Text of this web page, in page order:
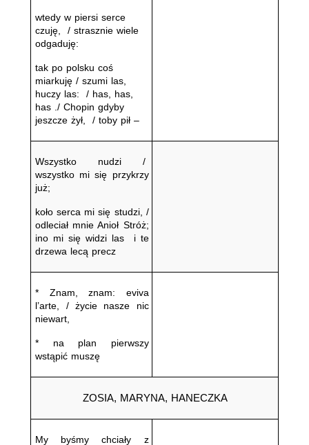
wtedy w piersi serce
czuję,  / strasznie wiele
odgaduję:
tak po polsku coś
miarkuję / szumi las,
huczy las:  / has, has,
has ./ Chopin gdyby
jeszcze żył,  / toby pił –
Wszystko nudzi /
wszystko mi się przykrzy
już;
koło serca mi się studzi, /
odleciał mnie Anioł Stróż;
ino mi się widzi las  i te
drzewa lecą precz
* Znam, znam: eviva
l’arte, / życie nasze nic
niewart,
* na plan pierwszy
wstąpić muszę
ZOSIA, MARYNA, HANECZKA
My byśmy chciały z